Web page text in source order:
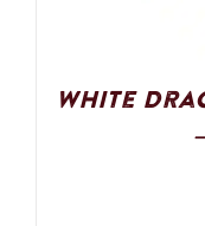
White